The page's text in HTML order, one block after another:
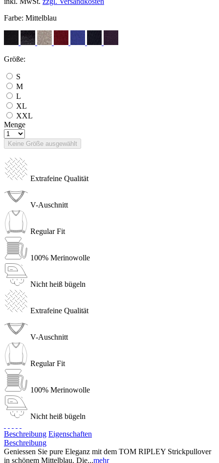
Farbe: Mittelblau
Größe:
S
M
L
XL
XXL
Menge
Keine Größe ausgewählt
Extrafeine Qualität
V-Auschnitt
Regular Fit
100% Merinowolle
Nicht heiß bügeln
Extrafeine Qualität
V-Auschnitt
Regular Fit
100% Merinowolle
Nicht heiß bügeln
Beschreibung Eigenschaften
Beschreibung
Geniessen Sie pure Eleganz mit dem TOM RIPLEY Strickpullover
in schönem Mittelblau. Die...mehr